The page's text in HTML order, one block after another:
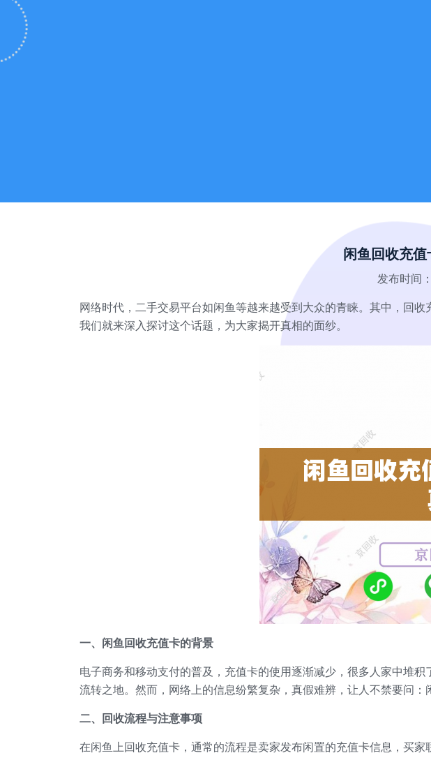
闲鱼回收充
发布时间
网络时代，二手交易平台如闲鱼等越来越受到大众的青睐。其中，回
我们就来深入探讨这个话题，为大家揭开真相的面纱。
一、闲鱼回收充值卡的背景
电子商务和移动支付的普及，充值卡的使用逐渐减少，很多人家中堆
流转之地。然而，网络上的信息纷繁复杂，真假难辨，让人不禁要问
二、回收流程与注意事项
在闲鱼上回收充值卡，通常的流程是卖家发布闲置的充值卡信息，买